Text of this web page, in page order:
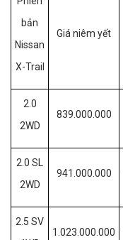
bản
Nissan
X-Trail
Giá niêm yết
2.0
2WD
839.000.000
2.0 SL
2WD
941.000.000
2.5 SV
1.023.000.000